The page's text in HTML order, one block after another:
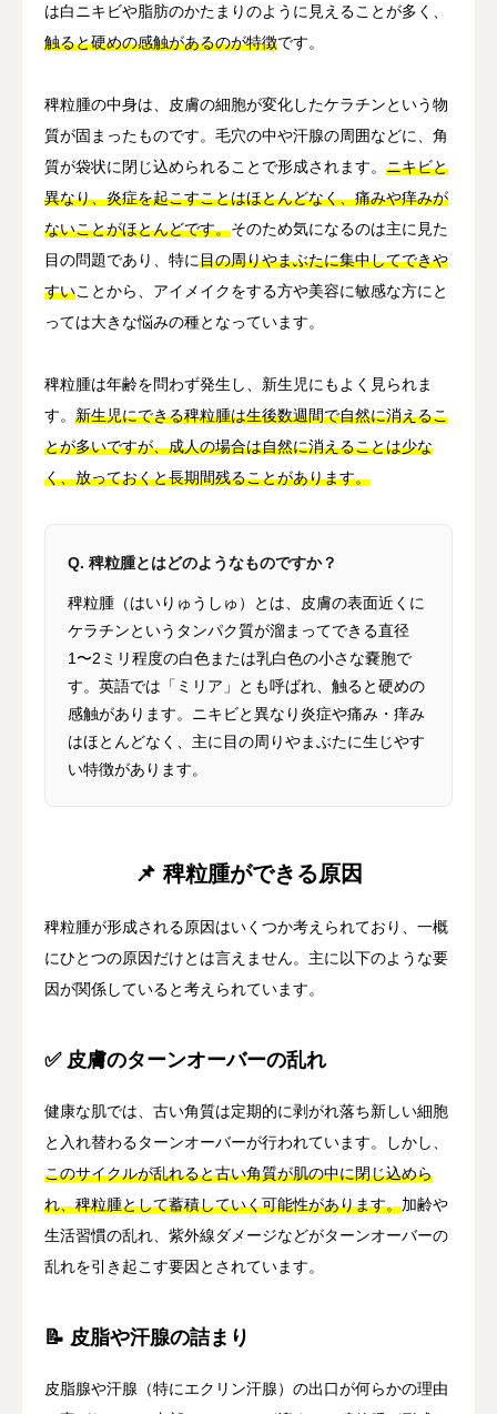
は白ニキビや脂肪のかたまりのように見えることが多く、
触ると硬めの感触があるのが特徴です。
稗粒腫の中身は、皮膚の細胞が変化したケラチンという物
質が固まったものです。毛穴の中や汗腺の周囲などに、角
質が袋状に閉じ込められることで形成されます。 ニキビと
異なり、炎症を起こすことはほとんどなく、痛みや痒みが
ないことがほとんどです。そのため気になるのは主に見た
目の問題であり、特に目の周りやまぶたに集中してできや
すいことから、アイメイクをする方や美容に敏感な方にと
っては大きな悩みの種となっています。
稗粒腫は年齢を問わず発生し、新生児にもよく見られま
す。 新生児にできる稗粒腫は生後数週間で自然に消えるこ
とが多いですが、成人の場合は自然に消えることは少な
く、放っておくと長期間残ることがあります。
Q. 稗粒腫とはどのようなものですか？
稗粒腫（はいりゅうしゅ）とは、皮膚の表面近くに
ケラチンというタンパク質が溜まってできる直径
1〜2ミリ程度の白色または乳白色の小さな嚢胞で
す。英語では「ミリア」とも呼ばれ、触ると硬めの
感触があります。ニキビと異なり炎症や痛み・痒み
はほとんどなく、主に目の周りやまぶたに生じやす
い特徴があります。
📌 稗粒腫ができる原因
稗粒腫が形成される原因はいくつか考えられており、一概
にひとつの原因だけとは言えません。主に以下のような要
因が関係していると考えられています。
✅ 皮膚のターンオーバーの乱れ
健康な肌では、古い角質は定期的に剥がれ落ち新しい細胞
と入れ替わるターンオーバーが行われています。しかし、
このサイクルが乱れると古い角質が肌の中に閉じ込めら
れ、稗粒腫として蓄積していく可能性があります。加齢や
生活習慣の乱れ、紫外線ダメージなどがターンオーバーの
乱れを引き起こす要因とされています。
📝 皮脂や汗腺の詰まり
皮脂腺や汗腺（特にエクリン汗腺）の出口が何らかの理由